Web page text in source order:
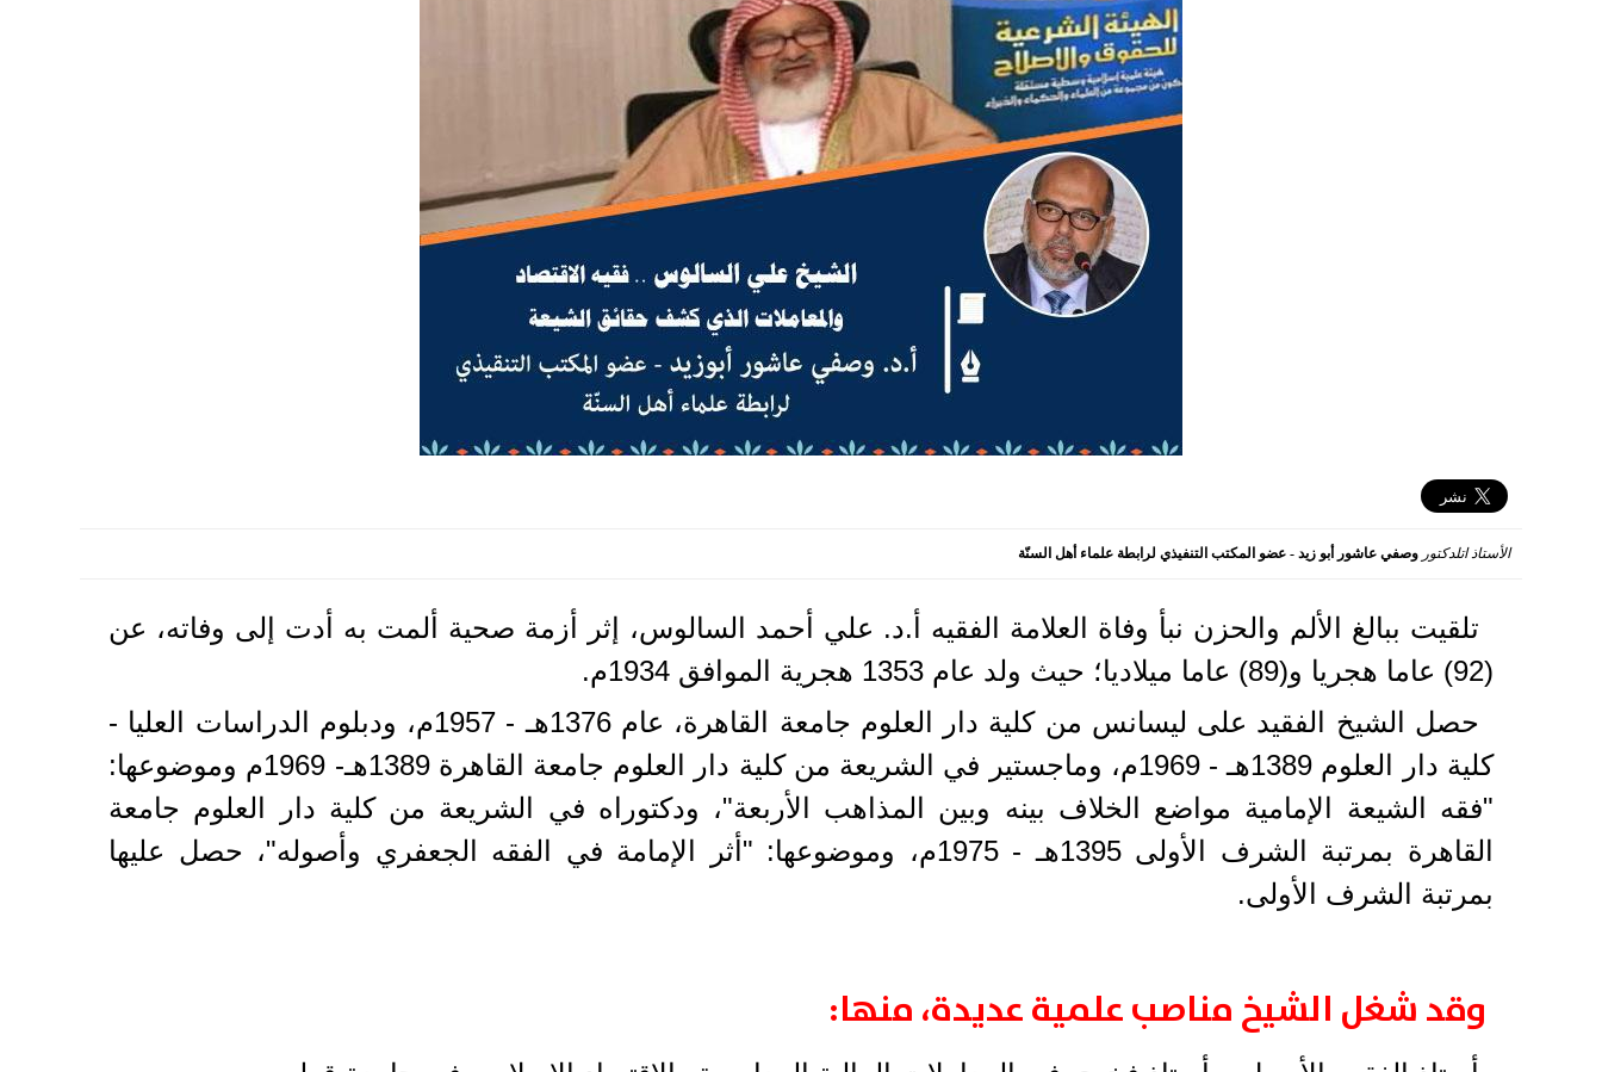
الأستاذ اتلدكتوروصفي عاشور أبو زيد - عضو المكتب التنفيذي لرابطة علماء أهل السنّة
تلقيت ببالغ الألم والحزن نبأ وفاة العلامة الفقيه أ.د. علي أحمد السالوس، إثر أزمة صحية ألمت به أدت إلى وفاته، عن
(92) عاما هجريا و(89) عاما ميلاديا؛ حيث ولد عام 1353 هجرية الموافق 1934م.
حصل الشيخ الفقيد على ليسانس من كلية دار العلوم جامعة القاهرة، عام 1376هـ - 1957م، ودبلوم الدراسات العليا -
كلية دار العلوم 1389هـ - 1969م، وماجستير في الشريعة من كلية دار العلوم جامعة القاهرة 1389هـ- 1969م وموضوعها:
"فقه الشيعة الإمامية مواضع الخلاف بينه وبين المذاهب الأربعة"، ودكتوراه في الشريعة من كلية دار العلوم جامعة
القاهرة بمرتبة الشرف الأولى 1395هـ - 1975م، وموضوعها: "أثر الإمامة في الفقه الجعفري وأصوله"، حصل عليها
بمرتبة الشرف الأولى.
وقد شغل الشيخ مناصب علمية عديدة، منها: